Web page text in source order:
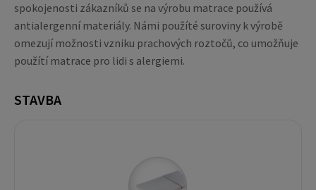
spokojenosti zákazníků se na výrobu matrace používá
antialergenní materiály. Námi použíté suroviny k výrobě
omezují možnosti vzniku prachových roztočů, co umožňuje
použítí matrace pro lidi s alergiemi.
STAVBA